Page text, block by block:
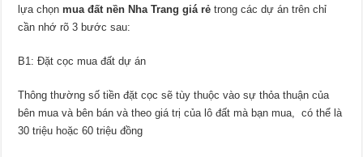
lựa chọnmua đất nền Nha Trang giá rẻ trong các dự án trên chỉ
cần nhớ rõ 3 bước sau:
B1: Đặt cọc mua đất dự án
Thông thường số tiền đặt cọc sẽ tùy thuộc vào sự thỏa thuận của
bên mua và bên bán và theo giá trị của lô đất mà bạn mua, có thể là
30 triệu hoặc 60 triệu đồng